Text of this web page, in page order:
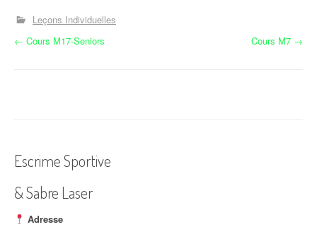
Leçons Individuelles
N
g
a
t
← Cours M17-Seniors Cours M7 →
Escrime Sportive
& Sabre Laser
Adresse